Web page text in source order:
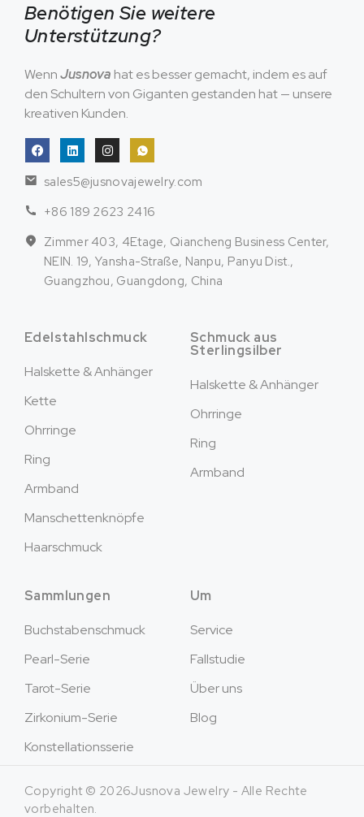
Benötigen Sie weitere
Unterstützung?
WennJusnova hat es besser gemacht, indem es auf
den Schultern von Giganten gestanden hat — unsere
kreativen Kunden.
sales5@jusnovajewelry.com
+86 189 2623 2416
Zimmer 403, 4Etage, Qiancheng Business Center,
NEIN. 19, Yansha-Straße, Nanpu, Panyu Dist.,
Guangzhou, Guangdong, China
Edelstahlschmuck
Halskette & Anhänger
Kette
Ohrringe
Ring
Armband
Manschettenknöpfe
Haarschmuck
Schmuck aus
Sterlingsilber
Halskette & Anhänger
Ohrringe
Ring
Armband
Sammlungen
Buchstabenschmuck
Pearl-Serie
Tarot-Serie
Zirkonium-Serie
Konstellationsserie
Um
Service
Fallstudie
Über uns
Blog
Copyright © 2026Jusnova Jewelry - Alle Rechte
vorbehalten.